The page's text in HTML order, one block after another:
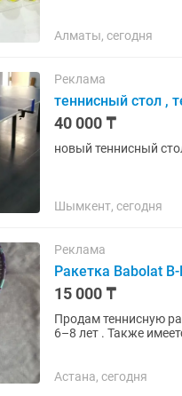
Алматы, сегодня
Реклама
теннисный стол ,
40 000 ₸
новый теннисный
Шымкент, сегодня
Реклама
Ракетка Babolat
15 000 ₸
Продам теннисную ракетку Babolat
6–8 лет . Также
Астана, сегодня